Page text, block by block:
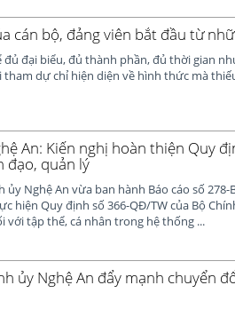
cán bộ, đảng viên bắt đầu từ
đại biểu, đủ thành phần, đủ thời gian
dự chỉ hiện diện về hình thức mà
An: Kiến nghị hoàn thiện Quy
đạo, quản lý
ủy Nghệ An vừa ban hành Báo cáo số
hiện Quy định số 366-QĐ/TW của Bộ
với tập thể, cá nhân trong hệ thống ...
ủy Nghệ An đẩy mạnh chuyển